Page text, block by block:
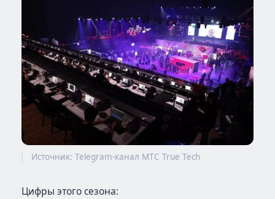
Источник: Telegram-канал МТС True Tech
Цифры этого сезона: